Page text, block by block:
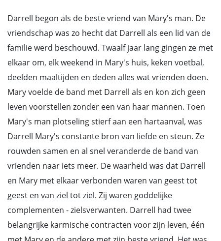
Darrell begon als de beste vriend van Mary's man. De
vriendschap was zo hecht dat Darrell als een lid van de
familie werd beschouwd. Twaalf jaar lang gingen ze met
elkaar om, elk weekend in Mary's huis, keken voetbal,
deelden maaltijden en deden alles wat vrienden doen.
Mary voelde de band met Darrell als en kon zich geen
leven voorstellen zonder een van haar mannen. Toen
Mary's man plotseling stierf aan een hartaanval, was
Darrell Mary's constante bron van liefde en steun. Ze
rouwden samen en al snel veranderde de band van
vrienden naar iets meer. De waarheid was dat Darrell
en Mary met elkaar verbonden waren van geest tot
geest en van ziel tot ziel. Zij waren goddelijke
complementen - zielsverwanten. Darrell had twee
belangrijke karmische contracten voor zijn leven, één